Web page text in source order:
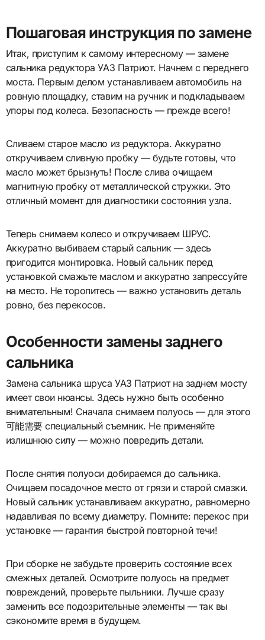
Пошаговая инструкция по замене
Итак, приступим к самому интересному — замене
сальника редуктора УАЗ Патриот. Начнем с переднего
моста. Первым делом устанавливаем автомобиль на
ровную площадку, ставим на ручник и подкладываем
упоры под колеса. Безопасность — прежде всего!
Сливаем старое масло из редуктора. Аккуратно
откручиваем сливную пробку — будьте готовы, что
масло может брызнуть! После слива очищаем
магнитную пробку от металлической стружки. Это
отличный момент для диагностики состояния узла.
Теперь снимаем колесо и откручиваем ШРУС.
Аккуратно выбиваем старый сальник — здесь
пригодится монтировка. Новый сальник перед
установкой смажьте маслом и аккуратно запрессуйте
на место. Не торопитесь — важно установить деталь
ровно, без перекосов.
Особенности замены заднего
сальника
Замена сальника шруса УАЗ Патриот на заднем мосту
имеет свои нюансы. Здесь нужно быть особенно
внимательным! Сначала снимаем полуось — для этого
可能需要 специальный съемник. Не применяйте
излишнюю силу — можно повредить детали.
После снятия полуоси добираемся до сальника.
Очищаем посадочное место от грязи и старой смазки.
Новый сальник устанавливаем аккуратно, равномерно
надавливая по всему диаметру. Помните: перекос при
установке — гарантия быстрой повторной течи!
При сборке не забудьте проверить состояние всех
смежных деталей. Осмотрите полуось на предмет
повреждений, проверьте пыльники. Лучше сразу
заменить все подозрительные элементы — так вы
сэкономите время в будущем.